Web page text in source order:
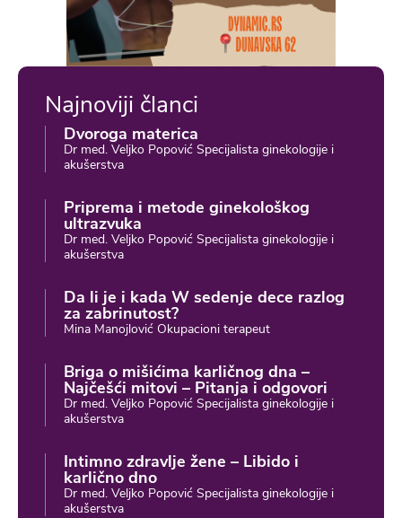
Najnoviji članci
Dvoroga materica
Dr med. Veljko Popović Specijalista ginekologije i
akušerstva
Priprema i metode ginekološkog
ultrazvuka
Dr med. Veljko Popović Specijalista ginekologije i
akušerstva
Da li je i kada W sedenje dece razlog
za zabrinutost?
Mina Manojlović Okupacioni terapeut
Briga o mišićima karličnog dna –
Najčešći mitovi – Pitanja i odgovori
Dr med. Veljko Popović Specijalista ginekologije i
akušerstva
Intimno zdravlje žene – Libido i
karlično dno
Dr med. Veljko Popović Specijalista ginekologije i
akušerstva